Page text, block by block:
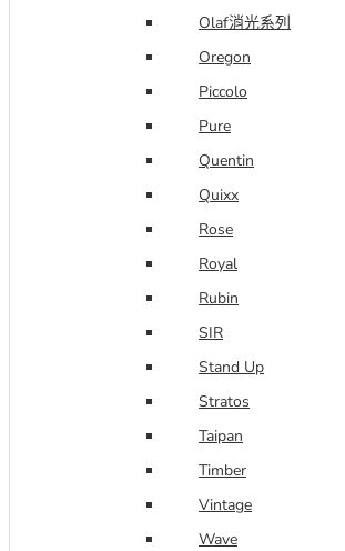
Olaf消光系列
Oregon
Piccolo
Pure
Quentin
Quixx
Rose
Royal
Rubin
SIR
Stand Up
Stratos
Taipan
Timber
Vintage
Wave